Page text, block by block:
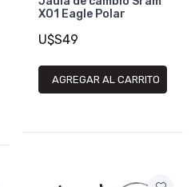
X01 Eagle Polar
U$S49
AGREGAR AL CARRITO